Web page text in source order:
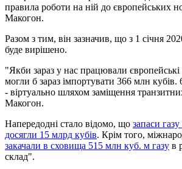
правила роботи на ній до європейських
Макогон.
Разом з тим, він зазначив, що з 1 січня
буде вирішено.
"Якби зараз у нас працювали
могли б зараз імпортувати 366 млн кубів.
- віртуально шляхом заміщення
Макогон.
Напередодні стало відомо, що запаси
досягли 15 млрд кубів. Крім того,
закачали в сховища 515 млн куб. м газу в
склад".